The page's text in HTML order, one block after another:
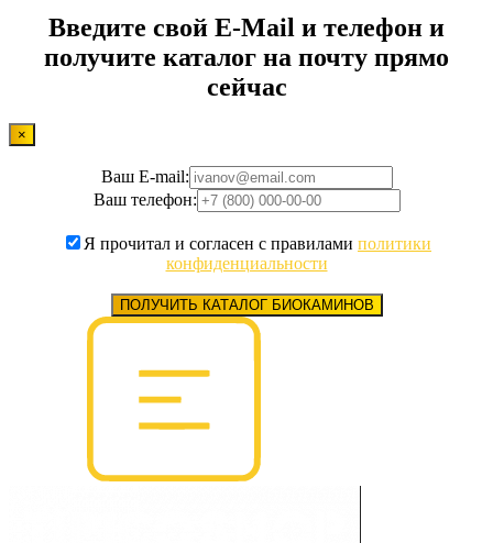
Введите свой E-Mail и телефон и
получите каталог на почту прямо
сейчас
×
Ваш E-mail:
Ваш телефон:
Я прочитал и согласен с правилами политики
конфиденциальности
ПОЛУЧИТЬ КАТАЛОГ БИОКАМИНОВ